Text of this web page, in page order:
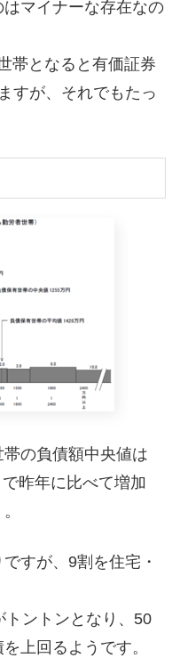
マイナーな存在なの
帯となると有価証券
すが、それでもたっ
の負債額中央値は
昨年に比べて増加
すが、9割を住宅・
トントンとなり、50
上回るようです。